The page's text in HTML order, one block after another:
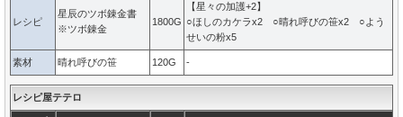
レシピ
星辰のツボ錬金書
※ツボ錬金
1800G
【星々の加護+2】
○ほしのカケラx2 ○晴れ呼びの笹x2 ○よう
せいの粉x5
素材 晴れ呼びの笹 120G -
レシピ屋テテロ